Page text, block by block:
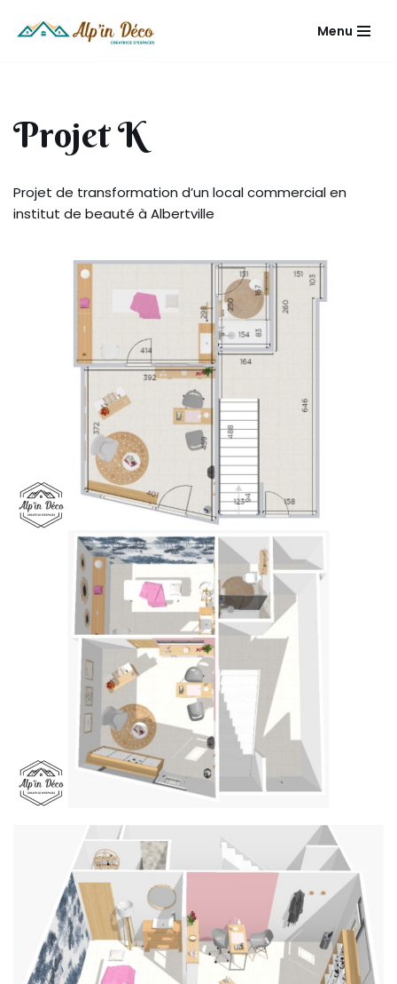
Menu
Projet K
Projet de transformation d’un local commercial en
institut de beauté à Albertville